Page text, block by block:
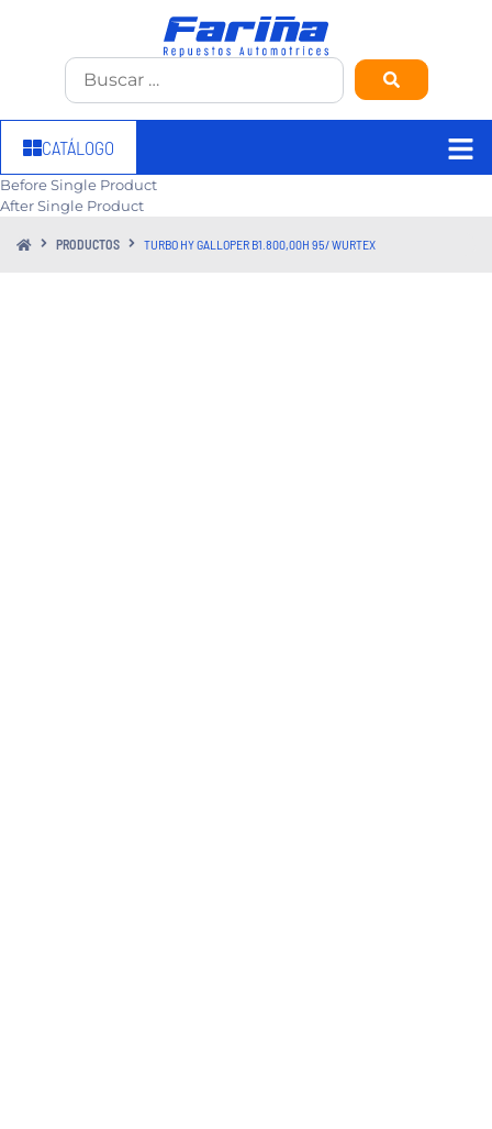
CATÁLOGO
Before Single Product
After Single Product
PRODUCTOS TURBO HY GALLOPER B1.800,00H 95/ WURTEX